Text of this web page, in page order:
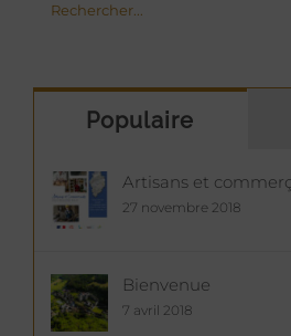
Populaire
Artisans et
27 novembre 2018
Bienvenue
7 avril 2018